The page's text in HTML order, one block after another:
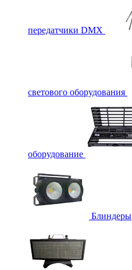
передатчики DMX
светового оборудования
оборудование
Блиндеры